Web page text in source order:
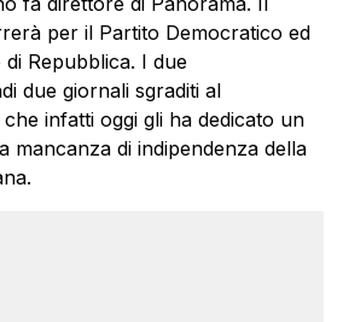
per il Partito Democratico ed
Repubblica. I due
due giornali sgraditi al
infatti oggi gli ha dedicato un
mancanza di indipendenza della